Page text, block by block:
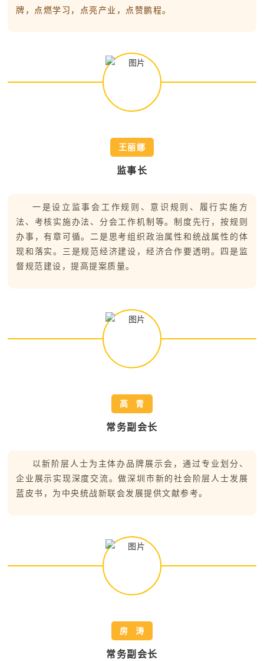
牌，点燃学习，点亮产业，点赞鹏程。
王丽娜
监事长
一是设立监事会工作规则、意识规则、履行实施方
法、考核实施办法、分会工作机制等。制度先行，按规则
办事，有章可循。二是思考组织政治属性和统战属性的体
现和落实。三是规范经济建设，经济合作要透明。四是监
督规范建设，提高提案质量。
高 青
常务副会长
以新阶层人士为主体办品牌展示会，通过专业划分、
企业展示实现深度交流。做深圳市新的社会阶层人士发展
蓝皮书，为中央统战新联会发展提供文献参考。
房 涛
常务副会长